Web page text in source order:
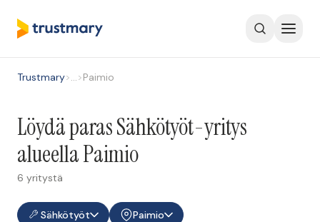
Trustmary>…>Paimio
Löydä paras Sähkötyöt-yritys
alueella Paimio
6 yritystä
Sähkötyöt
Paimio